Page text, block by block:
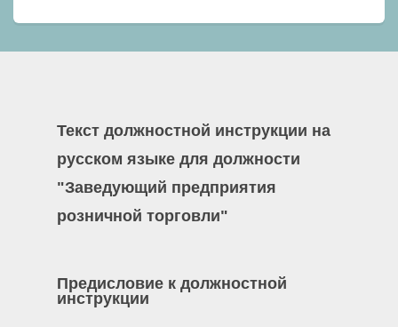
Текст должностной инструкции на
русском языке для должности
"Заведующий предприятия
розничной торговли"
Предисловие к должностной
инструкции